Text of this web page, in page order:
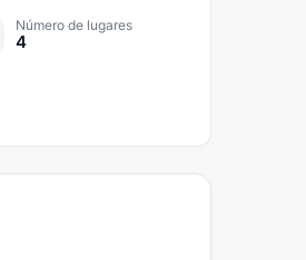
Número de lugares
4